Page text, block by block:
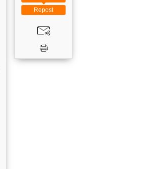
Repost